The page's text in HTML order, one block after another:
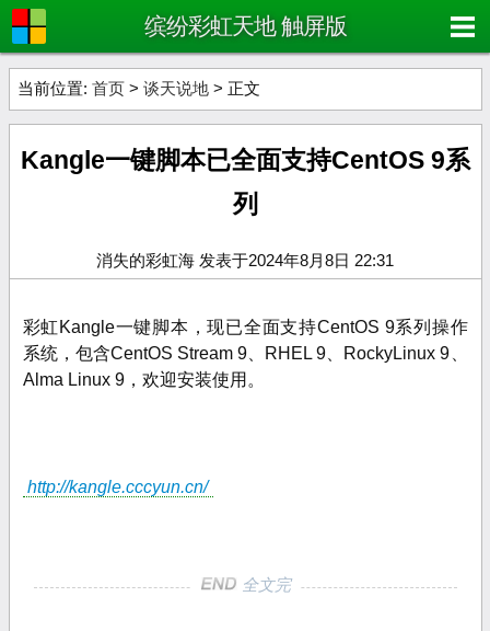
缤纷彩虹天地 触屏版
当前位置: 首页 > 谈天说地 > 正文
Kangle一键脚本已全面支持CentOS 9系
列
消失的彩虹海 发表于2024年8月8日 22:31
彩虹Kangle一键脚本，现已全面支持CentOS 9系列操作
系统，包含CentOS Stream 9、
RHEL 9、 RockyLinux 9、
Alma Linux 9，欢迎安装使用。
http://kangle.cccyun.cn/
全文完